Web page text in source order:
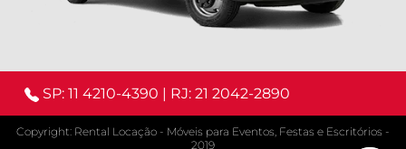
SP: 11 4210-4390 | RJ: 21 2042-2890
Copyright: Rental Locação - Móveis para Eventos, Festas e Escritórios -
2019